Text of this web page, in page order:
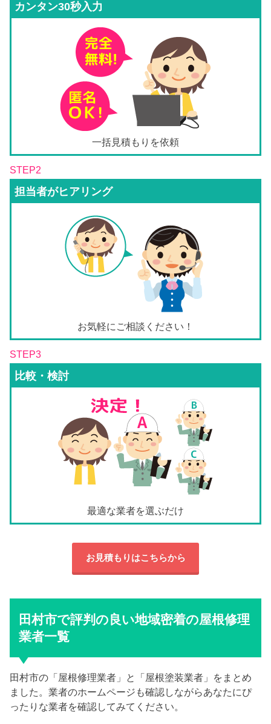
カンタン30秒入力
一括見積もりを依頼
STEP2
担当者がヒアリング
お気軽にご相談ください！
STEP3
比較・検討
最適な業者を選ぶだけ
お見積もりはこちらから
田村市で評判の良い地域密着の屋根修理
業者一覧
田村市の「屋根修理業者」と「屋根塗装業者」をまとめ
ました。業者のホームページも確認しながらあなたにぴ
ったりな業者を確認してみてください。